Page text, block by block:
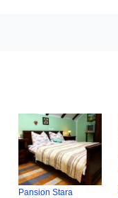
Pansion Stara